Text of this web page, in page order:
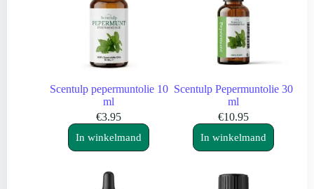
Scentulp pepermuntolie 10
ml
€3.95
In winkelmand
Scentulp Pepermuntolie 30
ml
€10.95
In winkelmand